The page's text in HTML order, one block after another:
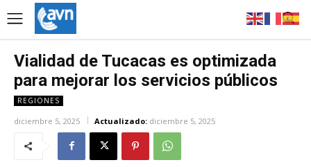
Vialidad de Tucacas es optimizada
para mejorar los servicios públicos
REGIONES
diciembre 5, 2025 Actualizado: diciembre 5, 2025